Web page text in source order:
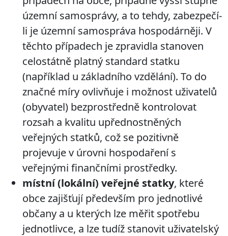
územní samosprávy, a to tehdy, zabezpečí-
li je územní samospráva hospodárněji. V
těchto případech je zpravidla stanoven
celostátně platný standard statku
(například u základního vzdělání). To do
značné míry ovlivňuje i možnost uživatelů
(obyvatel) bezprostředně kontrolovat
rozsah a kvalitu upřednostněných
veřejných statků, což se pozitivně
projevuje v úrovni hospodaření s
veřejnými finančními prostředky.
místní (lokální) veřejné statky, které
obce zajišťují především pro jednotlivé
občany a u kterých lze měřit spotřebu
jednotlivce, a lze tudíž stanovit uživatelský